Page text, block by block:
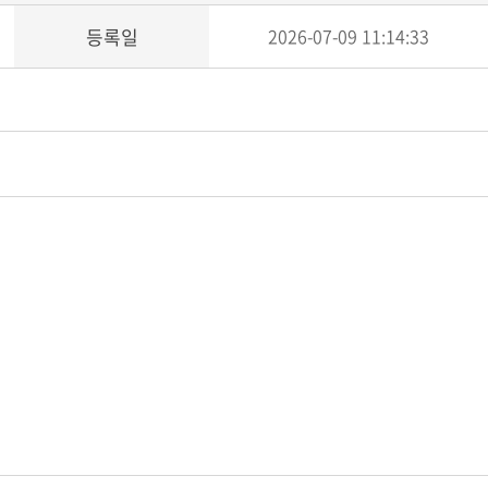
등록일 2026-07-09 11:14:33